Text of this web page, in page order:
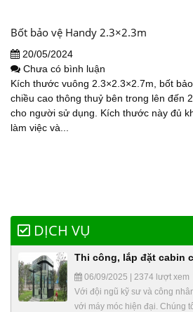
Bốt bảo vệ Handy 2.3×2.3m
20/05/2024
Chưa có bình luận
Kích thước vuông 2.3×2.3×2.7m, bốt
chiều cao thông thuỷ bên trong lên đến
cho người sử dụng. Kích thước này đủ
làm việc và...
DỊCH VỤ
Thi công, lắp đặt cabin
06/09/2025 | 2374 lượt xem
Với đội ngũ kỹ sư và công
với máy móc hiện đại. Chúng